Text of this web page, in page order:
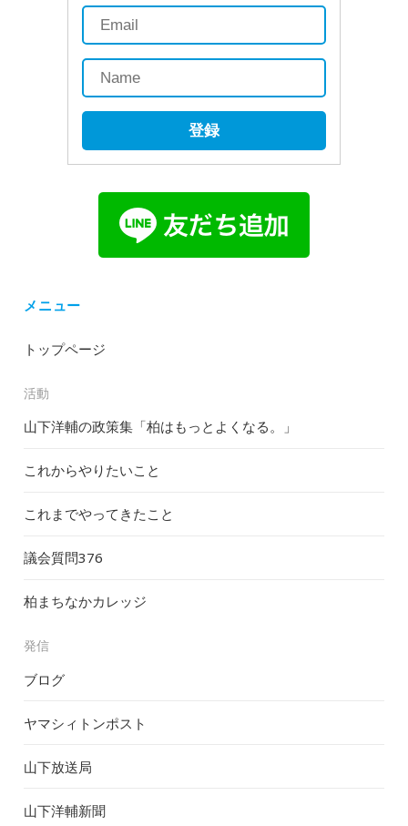
登録
メニュー
トップページ
活動
山下洋輔の政策集「柏はもっとよくなる。」
これからやりたいこと
これまでやってきたこと
議会質問376
柏まちなかカレッジ
発信
ブログ
ヤマシィトンポスト
山下放送局
山下洋輔新聞